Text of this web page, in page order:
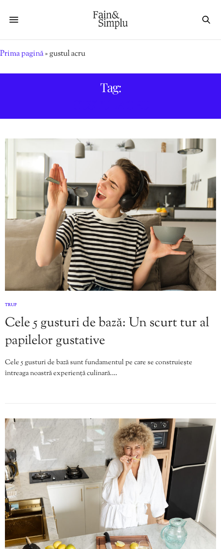
Prima pagină»gustul acru
Tag:
TRUP
Cele 5 gusturi de bază: Un scurt tur al
papilelor gustative
Cele 5 gusturi de bază sunt fundamentul pe care se construiește
întreaga noastră experiență culinară.…